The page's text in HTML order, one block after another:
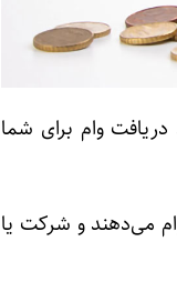
وام برای شما
می‌دهند و شرکت یا